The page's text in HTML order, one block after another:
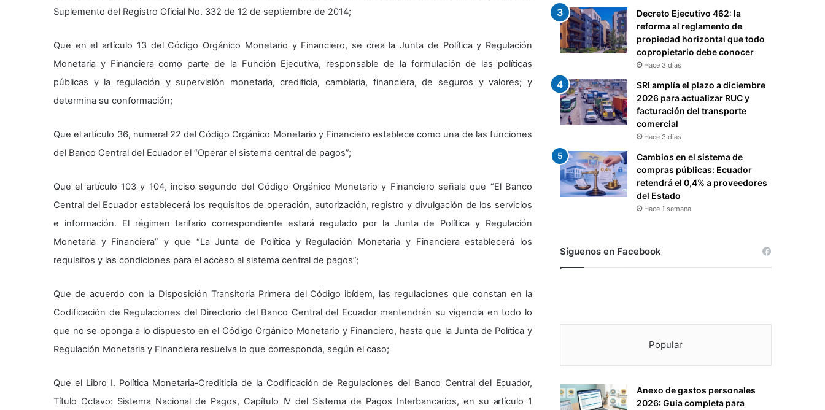
Suplemento del Registro Oficial No. 332 de 12 de septiembre de 2014;
Que en el artículo 13 del Código Orgánico Monetario y Financiero, se crea la Junta de Política y Regulación
Monetaria y Financiera como parte de la Función Ejecutiva, responsable de la formulación de las políticas
públicas y la regulación y supervisión monetaria, crediticia, cambiaria, financiera, de seguros y valores; y
determina su conformación;
Que el artículo 36, numeral 22 del Código Orgánico Monetario y Financiero establece como una de las funciones
del Banco Central del Ecuador el “Operar el sistema central de pagos”;
Que el artículo 103 y 104, inciso segundo del Código Orgánico Monetario y Financiero señala que “El Banco
Central del Ecuador establecerá los requisitos de operación, autorización, registro y divulgación de los servicios
e información. El régimen tarifario correspondiente estará regulado por la Junta de Política y Regulación
Monetaria y Financiera” y que “La Junta de Política y Regulación Monetaria y Financiera establecerá los
requisitos y las condiciones para el acceso al sistema central de pagos”;
Que de acuerdo con la Disposición Transitoria Primera del Código ibídem, las regulaciones que constan en la
Codificación de Regulaciones del Directorio del Banco Central del Ecuador mantendrán su vigencia en todo lo
que no se oponga a lo dispuesto en el Código Orgánico Monetario y Financiero, hasta que la Junta de Política y
Regulación Monetaria y Financiera resuelva lo que corresponda, según el caso;
Que el Libro I. Política Monetaria-Crediticia de la Codificación de Regulaciones del Banco Central del Ecuador,
Título Octavo: Sistema Nacional de Pagos, Capítulo IV del Sistema de Pagos Interbancarios, en su artículo 1
Decreto Ejecutivo 462: la
reforma al reglamento de
propiedad horizontal que todo
copropietario debe conocer
Hace 3 días
SRI amplía el plazo a diciembre
2026 para actualizar RUC y
facturación del transporte
comercial
Hace 3 días
Cambios en el sistema de
compras públicas: Ecuador
retendrá el 0,4% a proveedores
del Estado
Hace 1 semana
Síguenos en Facebook
Popular
Anexo de gastos personales
2026: Guía completa para